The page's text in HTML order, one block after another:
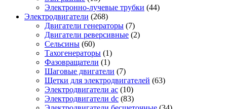
Электронно-лучевые трубки (44)
Электродвигатели (268)
Двигатели генераторы (7)
Двигатели реверсивные (2)
Сельсины (60)
Тахогенераторы (1)
Фазовращатели (1)
Шаговые двигатели (7)
Щетки для электродвигателей (63)
Электродвигатели ac (10)
Электродвигатели dc (83)